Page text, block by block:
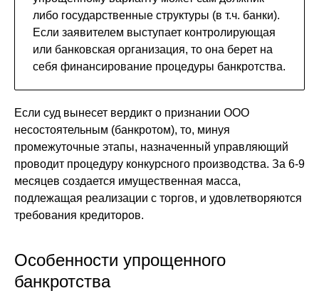
либо государственные структуры (в т.ч. банки).
Если заявителем выступает контролирующая
или банковская организация, то она берет на
себя финансирование процедуры банкротства.
Если суд вынесет вердикт о признании ООО
несостоятельным (банкротом), то, минуя
промежуточные этапы, назначенный управляющий
проводит процедуру конкурсного производства. За 6-9
месяцев создается имущественная масса,
подлежащая реализации с торгов, и удовлетворяются
требования кредиторов.
Особенности упрощенного
банкротства